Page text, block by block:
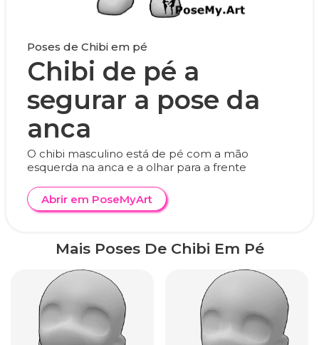
Poses de Chibi em pé
Chibi de pé a
segurar a pose da
anca
O chibi masculino está de pé com a mão
esquerda na anca e a olhar para a frente
Abrir em PoseMyArt
Mais Poses De Chibi Em Pé